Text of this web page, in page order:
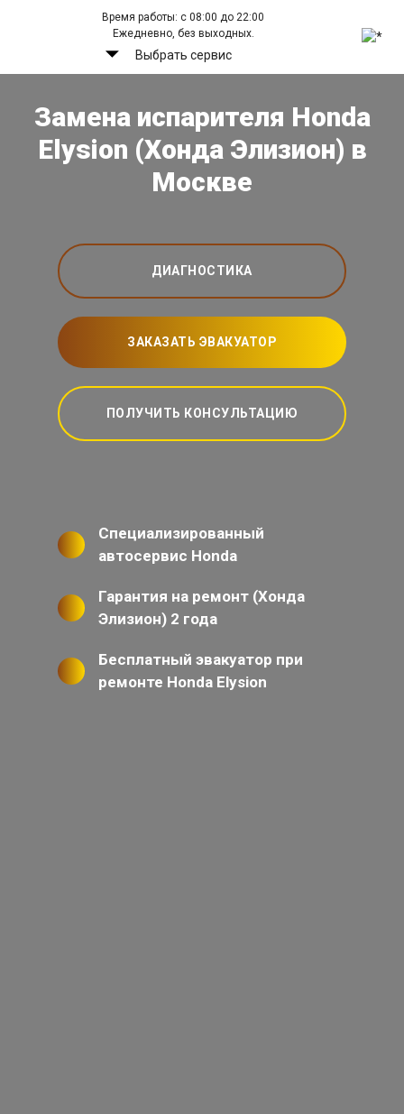
Время работы: с 08:00 до 22:00
Ежедневно, без выходных.
Выбрать сервис
Замена испарителя Honda
Elysion (Хонда Элизион) в
Москве
ДИАГНОСТИКА
ЗАКАЗАТЬ ЭВАКУАТОР
ПОЛУЧИТЬ КОНСУЛЬТАЦИЮ
Специализированный
автосервис Honda
Гарантия на ремонт (Хонда
Элизион) 2 года
Бесплатный эвакуатор при
ремонте Honda Elysion